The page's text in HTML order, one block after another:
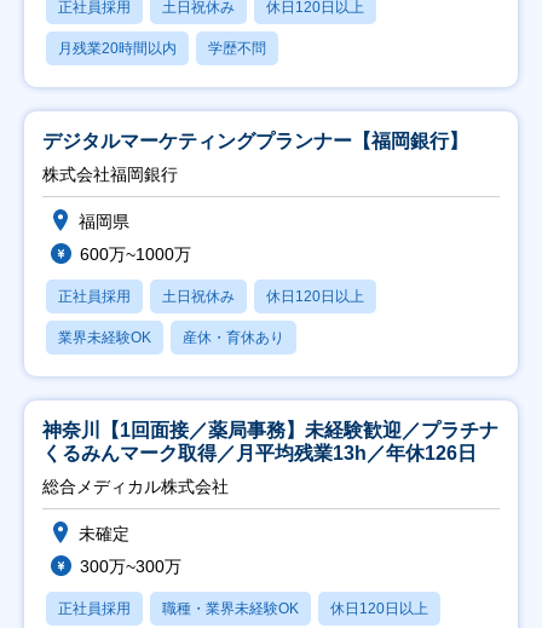
正社員採用 土日祝休み 休日120日以上
月残業20時間以内 学歴不問
デジタルマーケティングプランナー【福岡銀行】
株式会社福岡銀行
福岡県
600万~1000万
正社員採用 土日祝休み 休日120日以上
業界未経験OK 産休・育休あり
神奈川【1回面接／薬局事務】未経験歓迎／プラチナ
くるみんマーク取得／月平均残業13h／年休126日
総合メディカル株式会社
未確定
300万~300万
正社員採用 職種・業界未経験OK 休日120日以上